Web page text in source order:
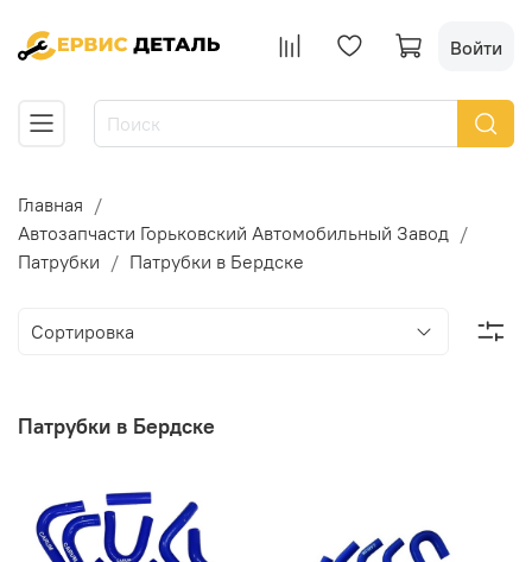
Войти
Главная
Автозапчасти Горьковский Автомобильный Завод
Патрубки
Патрубки в Бердске
Патрубки в Бердске